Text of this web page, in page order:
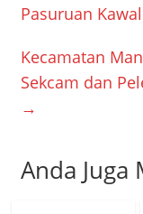
Pasuruan
Kecamatan
Sekcam dan
→
Anda Juga